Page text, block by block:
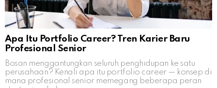
Apa Itu Portfolio Career? Tren Karier Baru
Profesional Senior
Bosan menggantungkan seluruh penghidupan ke satu
perusahaan? Kenali apa itu portfolio career — konsep di
mana profesional senior memegang beberapa peran